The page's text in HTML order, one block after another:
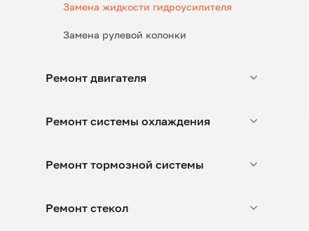
Замена жидкости гидроусилителя
Замена рулевой колонки
Ремонт двигателя
Ремонт системы охлаждения
Ремонт тормозной системы
Ремонт стекол